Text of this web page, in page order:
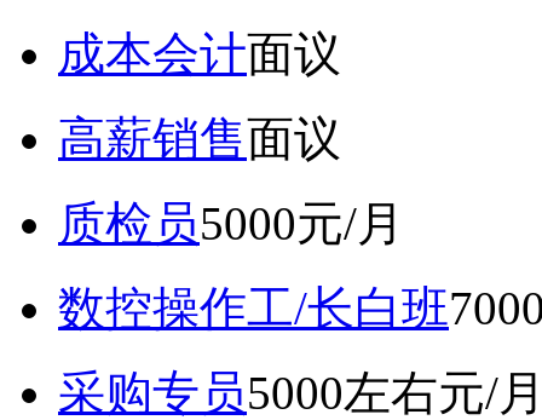
成本会计面议
高薪销售面议
质检员5000元/月
数控操作工/长白班
采购专员5000左右元/